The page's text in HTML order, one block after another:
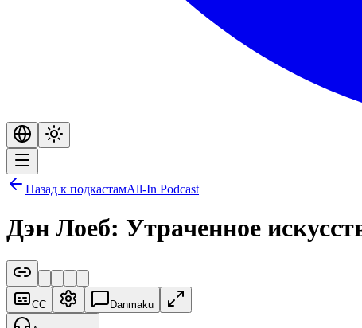
Назад к подкастамAll-In Podcast
Дэн Лоеб: Утраченное
CC Danmaku